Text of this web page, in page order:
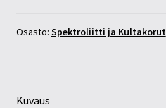
Osasto: Spektroliitti ja Kultakorut
Kuvaus